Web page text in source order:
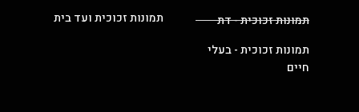
תמונות זכוכית - דת
תמונות זכוכית - בעלי
חיים
תמונות זכוכית ועד בית